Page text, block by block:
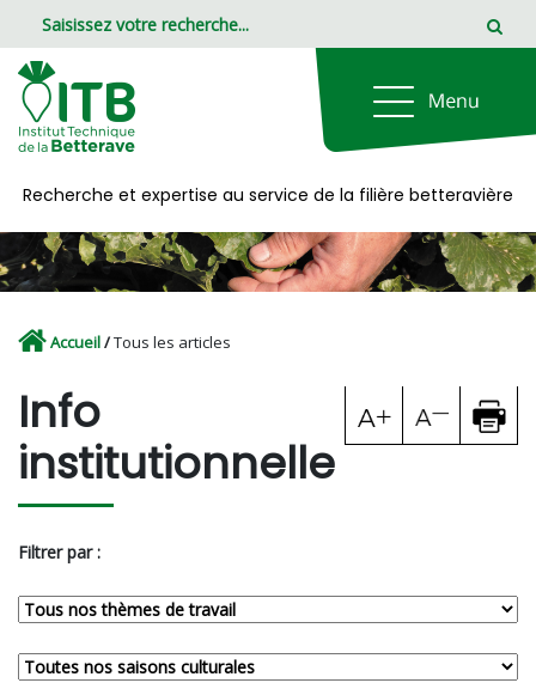
Recherche et expertise au service de la filière betteravière
Accueil/Tous les articles
Info
institutionnelle
Filtrer par :
Panneau de gestion des cookies